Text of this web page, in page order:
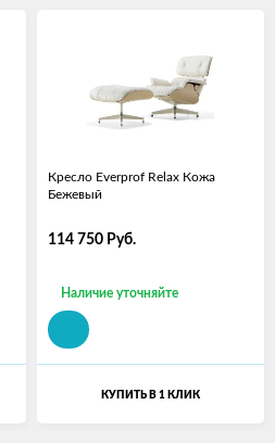
Кресло Everprof Relax Кожа
Бежевый
114 750 Руб.
Наличие уточняйте
КУПИТЬ В 1 КЛИК